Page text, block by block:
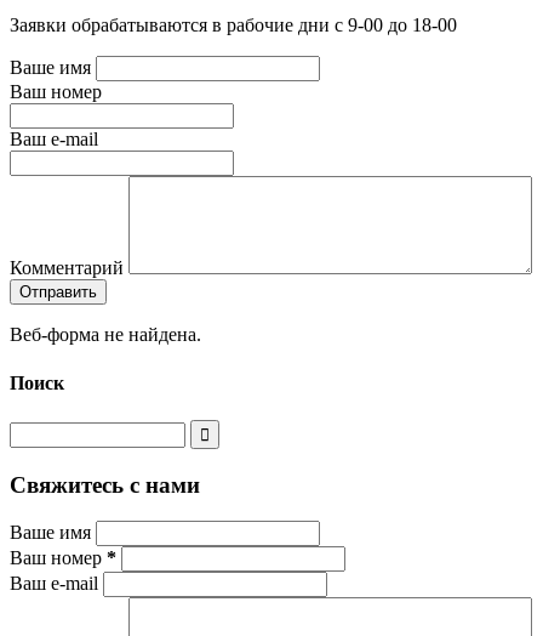
Заявки обрабатываются в рабочие дни с 9-00 до 18-00
Ваше имя
Ваш номер
Ваш e-mail
Комментарий
Веб-форма не найдена.
Поиск
Свяжитесь с нами
Ваше имя
Ваш номер *
Ваш e-mail